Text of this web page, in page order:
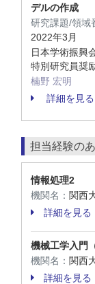
デルの作成
研究課題/領域
2022年3月
日本学術振興
特別研究員奨
楠野 宏明
詳細を見る
担当経験の
情報処理2
機関名： 関西
詳細を見る
機械工学入門
機関名： 関西
詳細を見る